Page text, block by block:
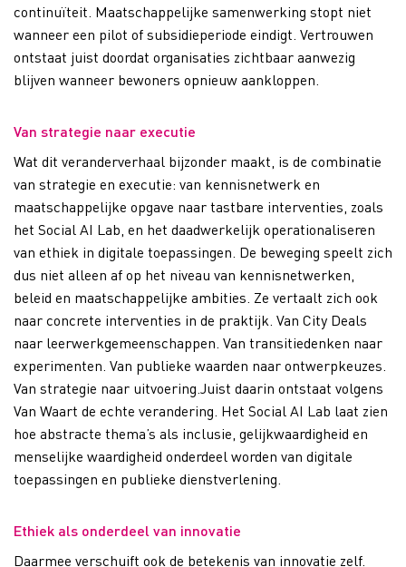
continuïteit. Maatschappelijke samenwerking stopt niet
wanneer een pilot of subsidieperiode eindigt. Vertrouwen
ontstaat juist doordat organisaties zichtbaar aanwezig
blijven wanneer bewoners opnieuw aankloppen.
Van strategie naar executie
Wat dit veranderverhaal bijzonder maakt, is de combinatie
van strategie en executie: van kennisnetwerk en
maatschappelijke opgave naar tastbare interventies, zoals
het Social AI Lab, en het daadwerkelijk operationaliseren
van ethiek in digitale toepassingen. De beweging speelt zich
dus niet alleen af op het niveau van kennisnetwerken,
beleid en maatschappelijke ambities. Ze vertaalt zich ook
naar concrete interventies in de praktijk. Van City Deals
naar leerwerkgemeenschappen. Van transitiedenken naar
experimenten. Van publieke waarden naar ontwerpkeuzes.
Van strategie naar uitvoering.Juist daarin ontstaat volgens
Van Waart de echte verandering. Het Social AI Lab laat zien
hoe abstracte thema’s als inclusie, gelijkwaardigheid en
menselijke waardigheid onderdeel worden van digitale
toepassingen en publieke dienstverlening.
Ethiek als onderdeel van innovatie
Daarmee verschuift ook de betekenis van innovatie zelf.